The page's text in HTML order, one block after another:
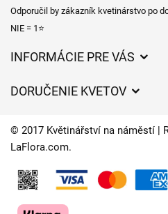
Odporučil by zákazník kvetinárstvo po
NIE = 1⭐
INFORMÁCIE PRE VÁS
Časy doručenia kvetov –
DORUČENIE KVETOV
Kam doručujeme kvety
Kontaktujte nás
© 2017 Květinářství na náměstí |
LaFlora.com.